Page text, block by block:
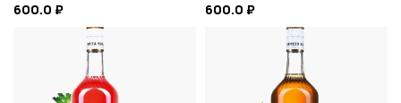
600.0 ₽ 600.0 ₽